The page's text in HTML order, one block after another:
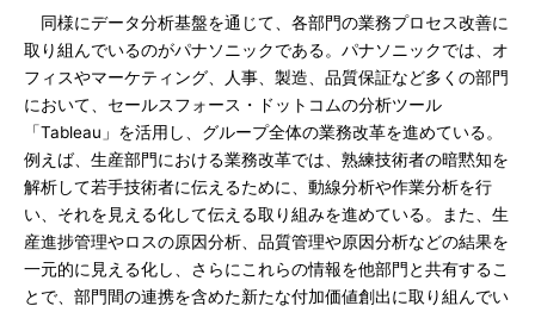
同様にデータ分析基盤を通じて、各部門の業務プロセス改善に
取り組んでいるのがパナソニックである。パナソニックでは、オ
フィスやマーケティング、人事、製造、品質保証など多くの部門
において、セールスフォース・ドットコムの分析ツール
「Tableau」を活用し、グループ全体の業務改革を進めている。
例えば、生産部門における業務改革では、熟練技術者の暗黙知を
解析して若手技術者に伝えるために、動線分析や作業分析を行
い、それを見える化して伝える取り組みを進めている。また、生
産進捗管理やロスの原因分析、品質管理や原因分析などの結果を
一元的に見える化し、さらにこれらの情報を他部門と共有するこ
とで、部門間の連携を含めた新たな付加価値創出に取り組んでい